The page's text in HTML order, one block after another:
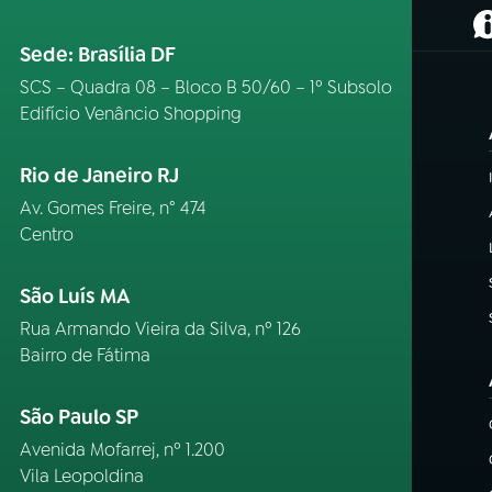
Sede: Brasília DF
SCS – Quadra 08 – Bloco B 50/60 – 1º Subsolo
Edifício Venâncio Shopping
Rio de Janeiro RJ
Av. Gomes Freire, n° 474
Centro
São Luís MA
Rua Armando Vieira da Silva, nº 126
Bairro de Fátima
São Paulo SP
Avenida Mofarrej, nº 1.200
Vila Leopoldina